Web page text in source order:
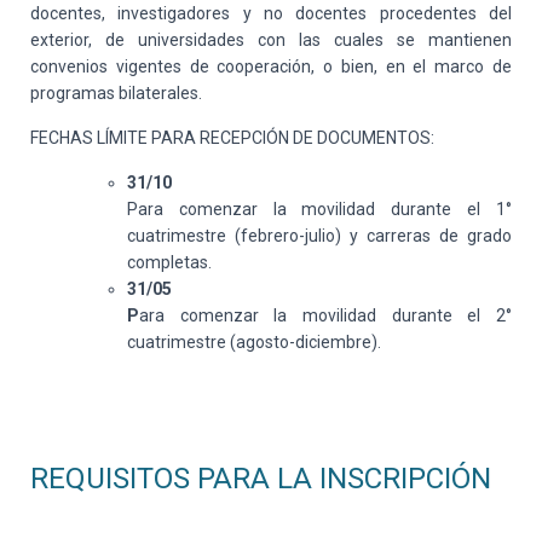
docentes, investigadores y no docentes procedentes del
exterior, de universidades con las cuales se mantienen
convenios vigentes de cooperación, o bien, en el marco de
programas bilaterales.
FECHAS LÍMITE PARA RECEPCIÓN DE DOCUMENTOS:
31/10
Para comenzar la movilidad durante el 1°
cuatrimestre (febrero-julio) y carreras de grado
completas.
31/05
Para comenzar la movilidad durante el 2°
cuatrimestre (agosto-diciembre).
REQUISITOS PARA LA INSCRIPCIÓN